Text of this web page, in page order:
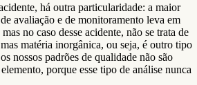
há outra particularidade: a maior
avaliação e de monitoramento leva em
no caso desse acidente, não se trata de
matéria inorgânica, ou seja, é outro tipo
nossos padrões de qualidade não são
porque esse tipo de análise nunca